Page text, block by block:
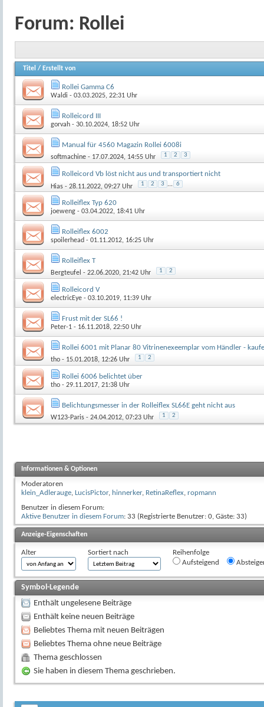
Forum: Rollei
Titel / Erstellt von
Rollei Gamma C6
Waldi - 03.03.2025, 22:31 Uhr
Rolleicord III
gorvah - 30.10.2024, 18:52 Uhr
Manual für 4560 Magazin Rollei 6008i
softmachine - 17.07.2024, 14:55 Uhr 1 2 3
Rolleicord Vb löst nicht aus und transportiert nicht
Hias - 28.11.2022, 09:27 Uhr 1 2 3 ... 6
Rolleiflex Typ 620
joeweng - 03.04.2022, 18:41 Uhr
Rolleiflex 6002
spoilerhead - 01.11.2012, 16:25 Uhr
Rolleiflex T
Bergteufel - 22.06.2020, 21:42 Uhr 1 2
Rolleicord V
electricEye - 03.10.2019, 11:39 Uhr
Frust mit der SL66 !
Peter-1 - 16.11.2018, 22:50 Uhr
Rollei 6001 mit Planar 80 Vitrinenexeemplar vom Händler -
tho - 15.01.2018, 12:26 Uhr 1 2
Rollei 6006 belichtet über
tho - 29.11.2017, 21:38 Uhr
Belichtungsmesser in der Rolleiflex SL66E geht nicht aus
W123-Paris - 24.04.2012, 07:23 Uhr 1 2
Informationen & Optionen
Moderatoren
klein_Adlerauge, LucisPictor, hinnerker, RetinaReflex, ropmann
Benutzer in diesem Forum:
Aktive Benutzer in diesem Forum: 33 (Registrierte Benutzer: 0, Gäste: 33)
Anzeige-Eigenschaften
Alter Sortiert nach
Reihenfolge
Aufsteigend
Symbol-Legende
Enthält ungelesene Beiträge
Enthält keine neuen Beiträge
Beliebtes Thema mit neuen Beiträgen
Beliebtes Thema ohne neue Beiträge
Thema geschlossen
Sie haben in diesem Thema geschrieben.